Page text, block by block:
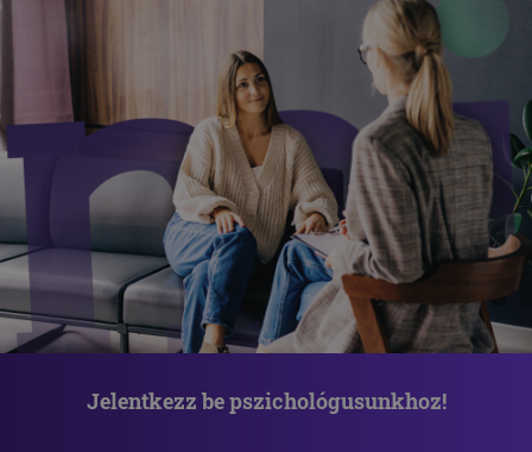
Jelentkezz be pszichológusunkhoz!